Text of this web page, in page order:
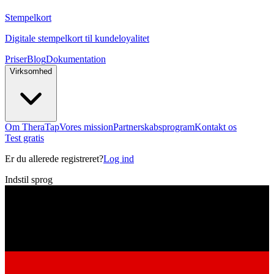
Stempelkort
Digitale stempelkort til kundeloyalitet
PriserBlogDokumentation
Virksomhed
Om TheraTapVores missionPartnerskabsprogramKontakt os
Test gratis
Er du allerede registreret?Log ind
Indstil sprog